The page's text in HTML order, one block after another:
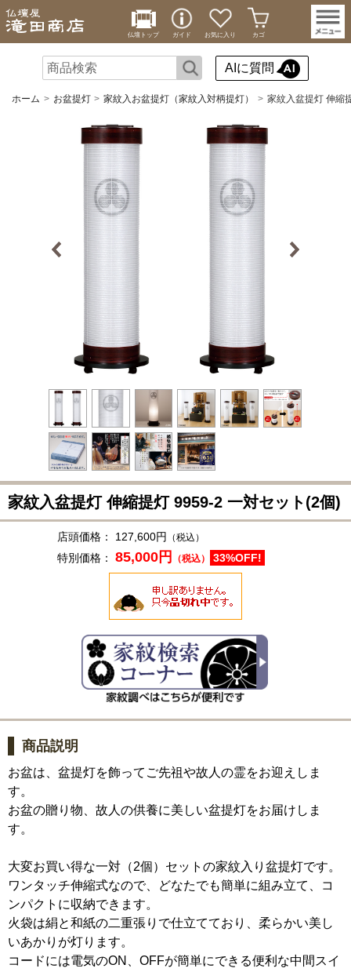
仏壇トップ ガイド お気に入り カゴ
AIに質問
ホーム お盆提灯 家紋入お盆提灯（家紋入対柄提灯） 家紋入盆提灯 伸縮
家紋入盆提灯 伸縮提灯 9959-2 一対セット(2個)
店頭価格： 127,600円 （税込）
特別価格： 85,000円 （税込） 33%OFF!
商品説明
お盆は、盆提灯を飾ってご先祖や故人の霊をお迎えしま
す。
お盆の贈り物、故人の供養に美しい盆提灯をお届けしま
す。
大変お買い得な一対（2個）セットの家紋入り盆提灯です。
ワンタッチ伸縮式なので、どなたでも簡単に組み立て、コ
ンパクトに収納できます。
火袋は絹と和紙の二重張りで仕立てており、柔らかい美し
いあかりが灯ります。
コードには電気のON、OFFが簡単にできる便利な中間スイ